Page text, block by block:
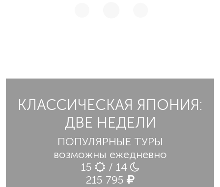
КЛАССИЧЕСКАЯ ЯПОНИЯ:
ДВЕ НЕДЕЛИ
ПОПУЛЯРНЫЕ ТУРЫ
возможны ежедневно
15
/ 14
215 795